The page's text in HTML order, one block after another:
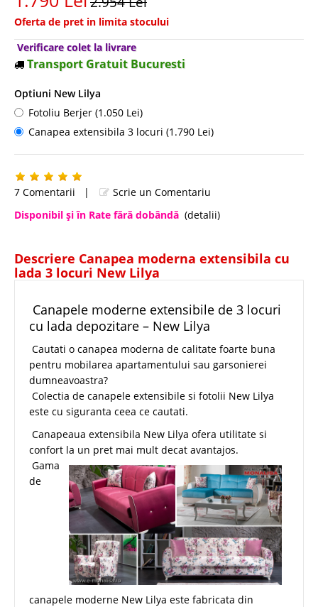
Oferta de pret in limita stocului
Verificare colet la livrare
Transport Gratuit Bucuresti
Optiuni New Lilya
Fotoliu Berjer (1.050 Lei)
Canapea extensibila 3 locuri (1.790 Lei)
7 Comentarii |
Scrie un Comentariu
Disponibil şi în Rate fără dobândă (detalii)
Descriere Canapea moderna extensibila cu
lada 3 locuri New Lilya
Canapele moderne extensibile de 3 locuri
cu lada depozitare – New Lilya
Cautati o canapea moderna de calitate foarte buna
pentru mobilarea apartamentului sau garsonierei
dumneavoastra?
Colectia de canapele extensibile si fotolii New Lilya
este cu siguranta ceea ce cautati.
Canapeaua extensibila New Lilya ofera utilitate si
confort la un pret mai mult decat avantajos.
Gama
de
canapele moderne New Lilya este fabricata din